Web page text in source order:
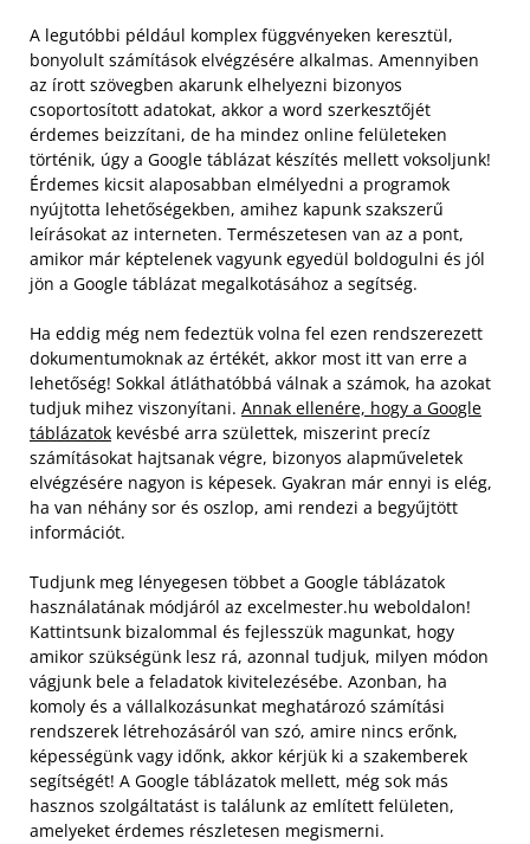
A legutóbbi például komplex függvényeken keresztül,
bonyolult számítások elvégzésére alkalmas. Amennyiben
az írott szövegben akarunk elhelyezni bizonyos
csoportosított adatokat, akkor a word szerkesztőjét
érdemes beizzítani, de ha mindez online felületeken
történik, úgy a Google táblázat készítés mellett voksoljunk!
Érdemes kicsit alaposabban elmélyedni a programok
nyújtotta lehetőségekben, amihez kapunk szakszerű
leírásokat az interneten. Természetesen van az a pont,
amikor már képtelenek vagyunk egyedül boldogulni és jól
jön a Google táblázat megalkotásához a segítség.
Ha eddig még nem fedeztük volna fel ezen rendszerezett
dokumentumoknak az értékét, akkor most itt van erre a
lehetőség! Sokkal átláthatóbbá válnak a számok, ha azokat
tudjuk mihez viszonyítani. Annak ellenére, hogy a Google
táblázatok kevésbé arra születtek, miszerint precíz
számításokat hajtsanak végre, bizonyos alapműveletek
elvégzésére nagyon is képesek. Gyakran már ennyi is elég,
ha van néhány sor és oszlop, ami rendezi a begyűjtött
információt.
Tudjunk meg lényegesen többet a Google táblázatok
használatának módjáról az excelmester.hu weboldalon!
Kattintsunk bizalommal és fejlesszük magunkat, hogy
amikor szükségünk lesz rá, azonnal tudjuk, milyen módon
vágjunk bele a feladatok kivitelezésébe. Azonban, ha
komoly és a vállalkozásunkat meghatározó számítási
rendszerek létrehozásáról van szó, amire nincs erőnk,
képességünk vagy időnk, akkor kérjük ki a szakemberek
segítségét! A Google táblázatok mellett, még sok más
hasznos szolgáltatást is találunk az említett felületen,
amelyeket érdemes részletesen megismerni.